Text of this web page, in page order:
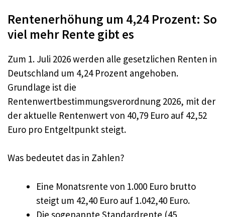
Rentenerhöhung um 4,24 Prozent: So
viel mehr Rente gibt es
Zum 1. Juli 2026 werden alle gesetzlichen Renten in
Deutschland um 4,24 Prozent angehoben.
Grundlage ist die
Rentenwertbestimmungsverordnung 2026, mit der
der aktuelle Rentenwert von 40,79 Euro auf 42,52
Euro pro Entgeltpunkt steigt.
Was bedeutet das in Zahlen?
Eine Monatsrente von 1.000 Euro brutto
steigt um 42,40 Euro auf 1.042,40 Euro.
Die sogenannte Standardrente (45